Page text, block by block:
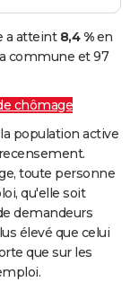
a atteint 8,4 %en
commune et 97
chômage
population active
toute personne
qu'elle soit
demandeurs
élevé que celui
que sur les